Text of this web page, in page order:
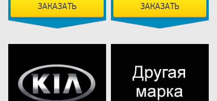
ЗАКАЗАТЬ ЗАКАЗАТЬ